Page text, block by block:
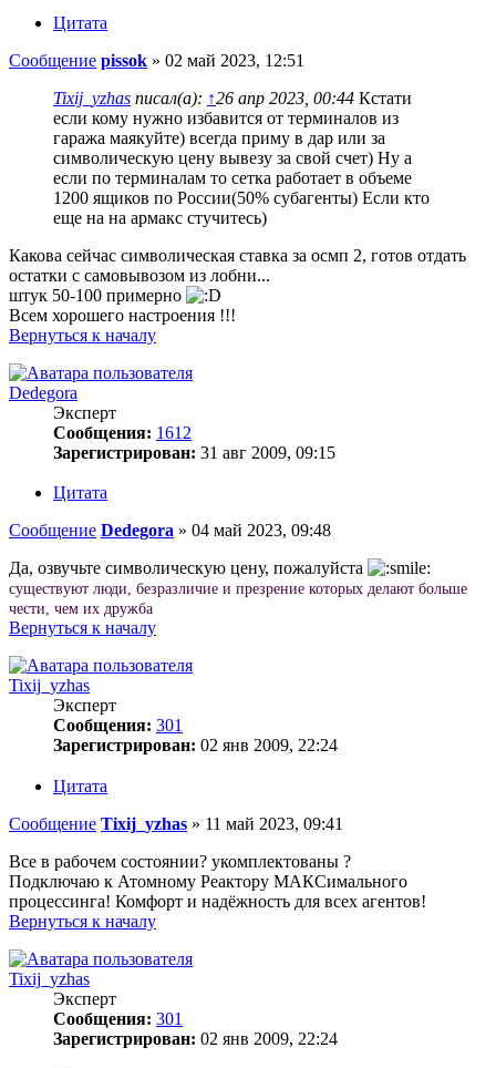
Цитата
Сообщение pissok » 02 май 2023, 12:51
Tixij_yzhas писал(а): ↑26 апр 2023, 00:44 Кстати
если кому нужно избавится от терминалов из
гаража маякуйте) всегда приму в дар или за
символическую цену вывезу за свой счет) Ну а
если по терминалам то сетка работает в объеме
1200 ящиков по России(50% субагенты) Если кто
еще на на армакс стучитесь)
Какова сейчас символическая ставка за осмп 2, готов отдать
остатки с самовывозом из лобни...
штук 50-100 примерно
Всем хорошего настроения !!!
Вернуться к началу
Dedegora
Эксперт
Сообщения: 1612
Зарегистрирован: 31 авг 2009, 09:15
Цитата
Сообщение Dedegora » 04 май 2023, 09:48
Да, озвучьте символическую цену, пожалуйста
существуют люди, безразличие и презрение которых делают больше
чести, чем их дружба
Вернуться к началу
Tixij_yzhas
Эксперт
Сообщения: 301
Зарегистрирован: 02 янв 2009, 22:24
Цитата
Сообщение Tixij_yzhas » 11 май 2023, 09:41
Все в рабочем состоянии? укомплектованы ?
Подключаю к Атомному Реактору МАКСимального
процессинга! Комфорт и надёжность для всех агентов!
Вернуться к началу
Tixij_yzhas
Эксперт
Сообщения: 301
Зарегистрирован: 02 янв 2009, 22:24